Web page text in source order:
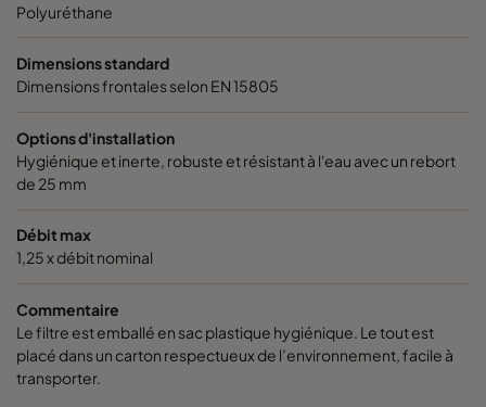
Polyuréthane
Dimensions standard
Dimensions frontales selon EN 15805
Options d'installation
Hygiénique et inerte, robuste et résistant à l'eau avec un rebort
de 25 mm
Débit max
1,25 x débit nominal
Commentaire
Le filtre est emballé en sac plastique hygiénique. Le tout est
placé dans un carton respectueux de l’environnement, facile à
transporter.